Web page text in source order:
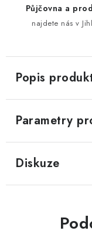
Půjčovna a
najdete nás v
Popis
Parametry
Diskuze